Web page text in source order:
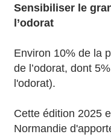
Sensibiliser le
l’odorat
Environ 10% de la
de l’odorat, dont
l'odorat).
Cette édition 2025
Normandie